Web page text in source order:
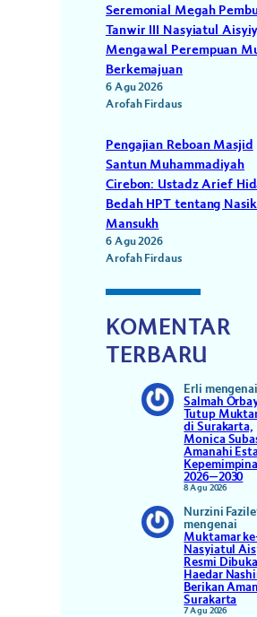
Seremonial Megah
Tanwir III Nasyiatul
Mengawal Perempuan
Berkemajuan
6 Agu 2026
Arofah Firdaus
Pengajian Reboan Masjid
Santun Muhammadiyah
Cirebon: Ustadz Arief
Bedah HPT tentang
Mansukh
6 Agu 2026
Arofah Firdaus
KOMENTAR
TERBARU
Erli mengenai
Salmah
Tutup
di Surakarta,
Monica
Amanahi
2026–2030
8 Agu 2026
Nurzini
mengenai
Muktamar
Nasyiatul
Resmi
Haedar
Berikan
Surakarta
7 Agu 2026